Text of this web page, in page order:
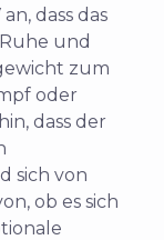
dass das
und
zum
oder
dass der
sich von
ob es sich